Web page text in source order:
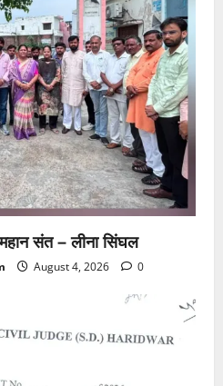
संत – लीना सिंघल
August 4, 2026 0